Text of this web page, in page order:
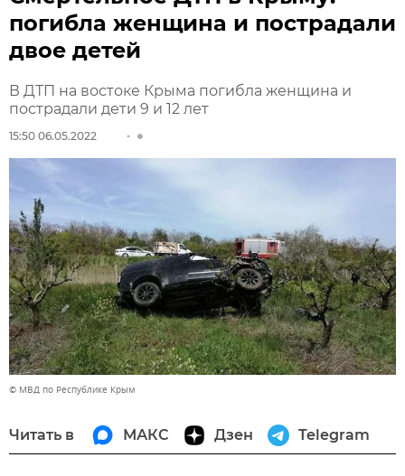
погибла женщина и пострадали
двое детей
В ДТП на востоке Крыма погибла женщина и
пострадали дети 9 и 12 лет
15:50 06.05.2022
© МВД по Республике Крым
Читать в МАКС Дзен Telegram